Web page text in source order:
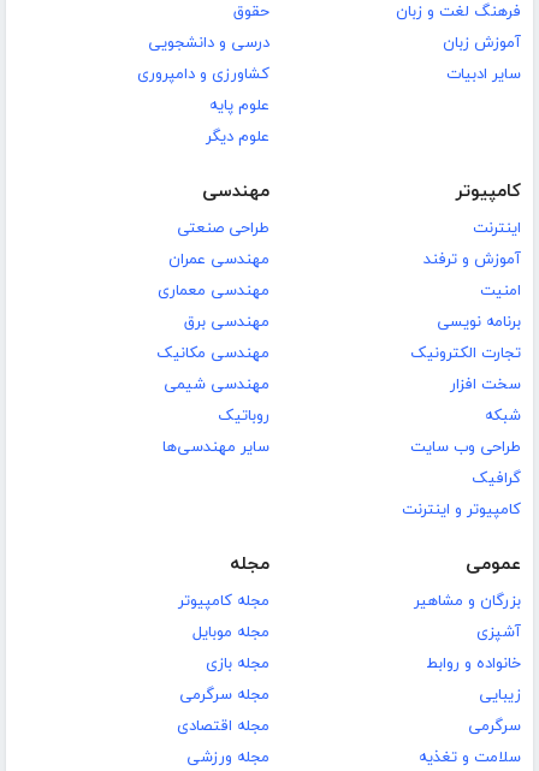
فرهنگ لغت و زبان
آموزش زبان
سایر ادبیات
حقوق
درسی و دانشجویی
کشاورزی و دامپروری
علوم پایه
علوم دیگر
کامپیوتر
اینترنت
آموزش و ترفند
امنیت
برنامه نویسی
تجارت الکترونیک
سخت افزار
شبکه
طراحی وب سایت
گرافیک
کامپیوتر و اینترنت
مهندسی
طراحی صنعتی
مهندسی عمران
مهندسی معماری
مهندسی برق
مهندسی مکانیک
مهندسی شیمی
روباتیک
سایر مهندسی‌ها
عمومی
بزرگان و مشاهیر
آشپزی
خانواده و روابط
زیبایی
سرگرمی
سلامت و تغذیه
مجله
مجله کامپیوتر
مجله موبایل
مجله بازی
مجله سرگرمی
مجله اقتصادی
مجله ورزشی